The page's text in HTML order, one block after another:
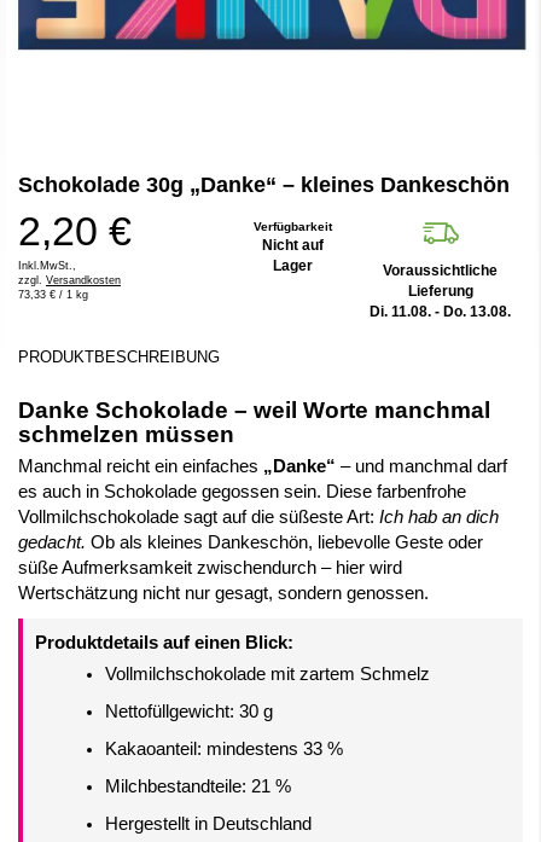
Anfang
Bildergalerie
springen
Schokolade 30g „Danke“ – kleines Dankeschön
2,20 €
Inkl.MwSt.,
zzgl. Versandkosten
73,33 € / 1 kg
Verfügbarkeit
Nicht auf
Lager
Voraussichtliche
Lieferung
Di. 11.08. - Do. 13.08.
PRODUKTBESCHREIBUNG
Danke Schokolade – weil Worte manchmal
schmelzen müssen
Manchmal reicht ein einfaches „Danke“ – und manchmal darf
es auch in Schokolade gegossen sein. Diese farbenfrohe
Vollmilchschokolade sagt auf die süßeste Art: Ich hab an dich
gedacht. Ob als kleines Dankeschön, liebevolle Geste oder
süße Aufmerksamkeit zwischendurch – hier wird
Wertschätzung nicht nur gesagt, sondern genossen.
Produktdetails auf einen Blick:
Vollmilchschokolade mit zartem Schmelz
Nettofüllgewicht: 30 g
Kakaoanteil: mindestens 33 %
Milchbestandteile: 21 %
Hergestellt in Deutschland